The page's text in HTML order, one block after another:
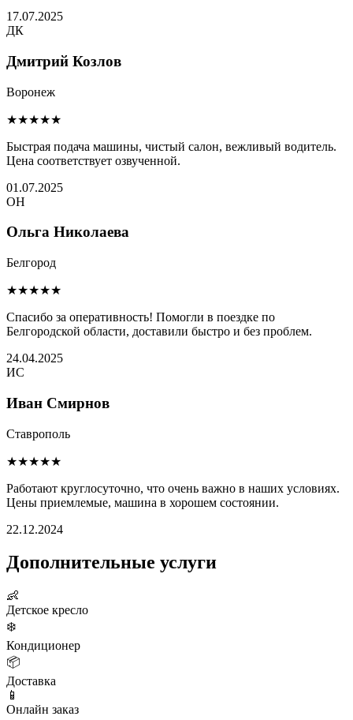
17.07.2025
ДК
Дмитрий Козлов
Воронеж
★★★★★
Быстрая подача машины, чистый салон, вежливый водитель.
Цена соответствует озвученной.
01.07.2025
ОН
Ольга Николаева
Белгород
★★★★★
Спасибо за оперативность! Помогли в поездке по
Белгородской области, доставили быстро и без проблем.
24.04.2025
ИС
Иван Смирнов
Ставрополь
★★★★★
Работают круглосуточно, что очень важно в наших условиях.
Цены приемлемые, машина в хорошем состоянии.
22.12.2024
Дополнительные услуги
👶
Детское кресло
❄️
Кондиционер
📦
Доставка
📱
Онлайн заказ